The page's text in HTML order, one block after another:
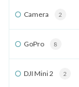
Camera 2
GoPro 8
DJI Mini 2 2